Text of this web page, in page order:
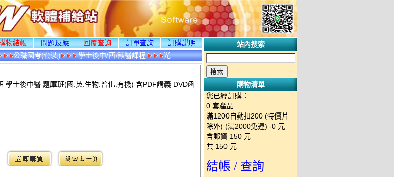
物結帳 問題反應 回覆查詢 訂單查詢
訂購説明
公職國考(套裝) 學士後中/西/獸醫課程
光
學士後中醫 題庫班(國.英.生物.普化.有機) 含PDF講義 DVD函
站內搜索
購物清單
您已經訂購：
0 套產品
滿1200自動扣200 (特價片
除外) (滿2000免運) -0 元
含郵資 150 元
共 150 元
結帳 / 查詢